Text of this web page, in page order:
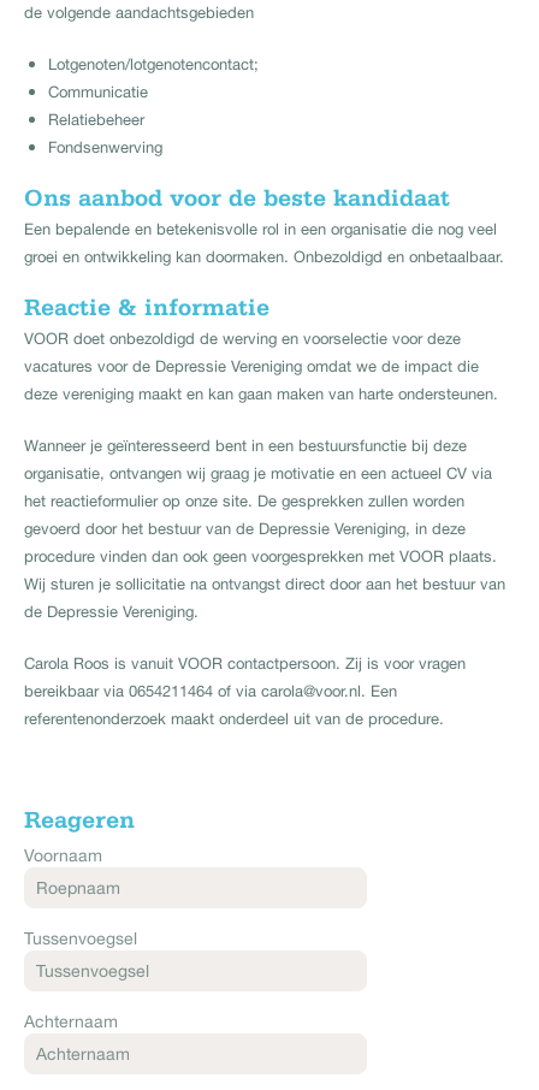
de volgende aandachtsgebieden
Lotgenoten/lotgenotencontact;
Communicatie
Relatiebeheer
Fondsenwerving
Ons aanbod voor de beste kandidaat
Een bepalende en betekenisvolle rol in een organisatie die nog veel
groei en ontwikkeling kan doormaken. Onbezoldigd en onbetaalbaar.
Reactie & informatie
VOOR doet onbezoldigd de werving en voorselectie voor deze
vacatures voor de Depressie Vereniging omdat we de impact die
deze vereniging maakt en kan gaan maken van harte ondersteunen.
Wanneer je geïnteresseerd bent in een bestuursfunctie bij deze
organisatie, ontvangen wij graag je motivatie en een actueel CV via
het reactieformulier op onze site. De gesprekken zullen worden
gevoerd door het bestuur van de Depressie Vereniging, in deze
procedure vinden dan ook geen voorgesprekken met VOOR plaats.
Wij sturen je sollicitatie na ontvangst direct door aan het bestuur van
de Depressie Vereniging.
Carola Roos is vanuit VOOR contactpersoon. Zij is voor vragen
bereikbaar via 0654211464 of via carola@voor.nl. Een
referentenonderzoek maakt onderdeel uit van de procedure.
Reageren
Voornaam
Tussenvoegsel
Achternaam